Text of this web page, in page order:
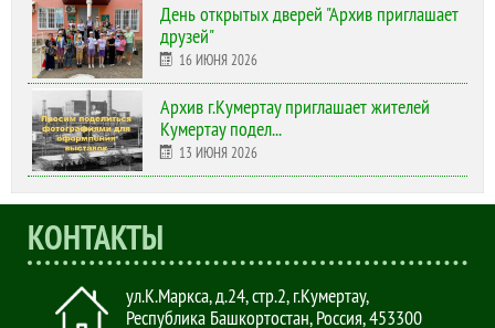
День открытых дверей "Архив приглашает
друзей"
16 ИЮНЯ 2026
Архив г.Кумертау приглашает жителей
Кумертау подел...
13 ИЮНЯ 2026
КОНТАКТЫ
ул.К.Маркса, д.24, стр.2,г.Кумертау,
Республика Башкортостан, Россия,453300